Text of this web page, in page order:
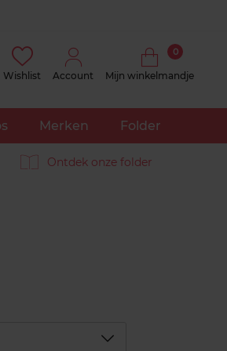
Wishlist Account Mijn winkelmandje
0
Merken Folder
Ontdek onze folder
Déplier